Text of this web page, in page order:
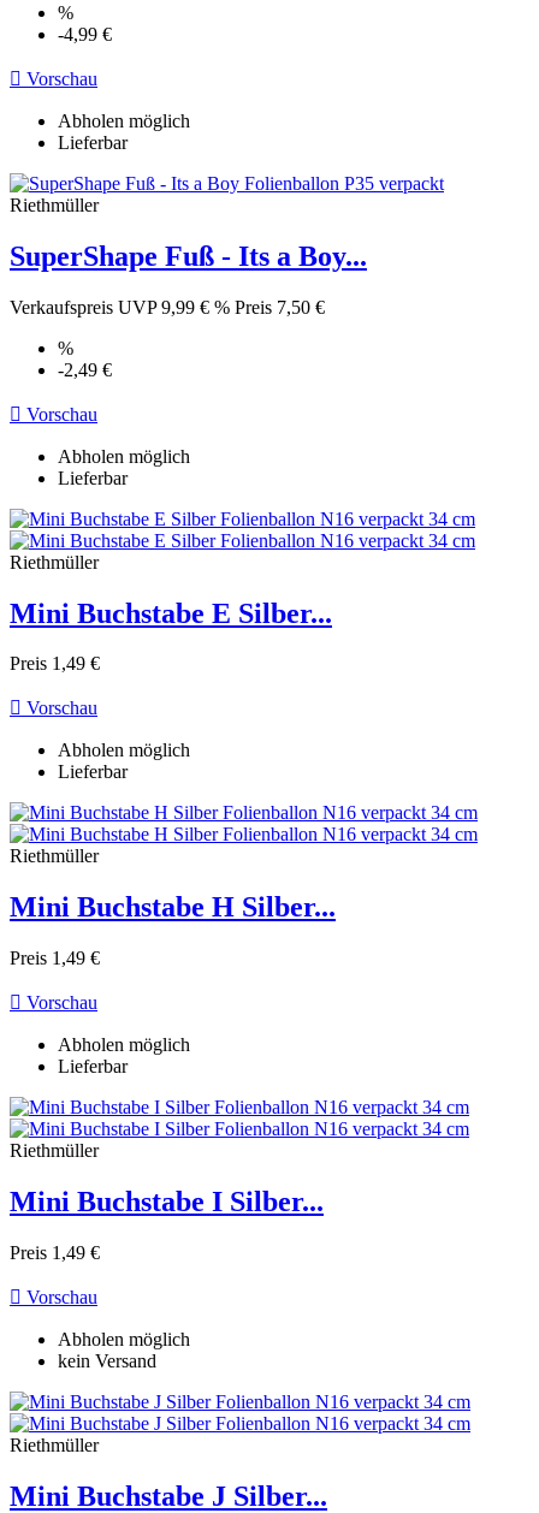
%
-4,99 €
 Vorschau
Abholen möglich
Lieferbar
Riethmüller
SuperShape Fuß - Its a Boy...
Verkaufspreis UVP 9,99 € % Preis 7,50 €
%
-2,49 €
 Vorschau
Abholen möglich
Lieferbar
Riethmüller
Mini Buchstabe E Silber...
Preis 1,49 €
 Vorschau
Abholen möglich
Lieferbar
Riethmüller
Mini Buchstabe H Silber...
Preis 1,49 €
 Vorschau
Abholen möglich
Lieferbar
Riethmüller
Mini Buchstabe I Silber...
Preis 1,49 €
 Vorschau
Abholen möglich
kein Versand
Riethmüller
Mini Buchstabe J Silber...